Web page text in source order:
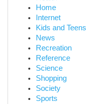
Home
Internet
Kids and Teens
News
Recreation
Reference
Science
Shopping
Society
Sports